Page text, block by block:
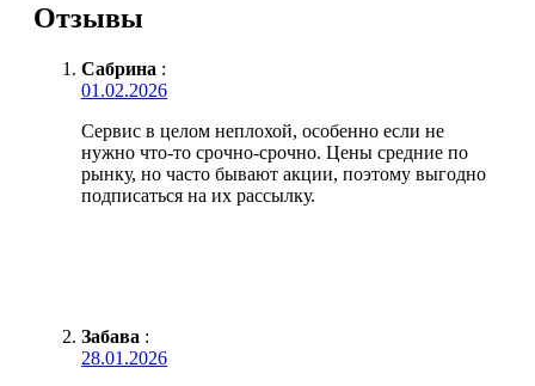
Отзывы
Сабрина :
01.02.2026
Сервис в целом неплохой, особенно если не
нужно что-то срочно-срочно. Цены средние по
рынку, но часто бывают акции, поэтому выгодно
подписаться на их рассылку.
Забава :
28.01.2026